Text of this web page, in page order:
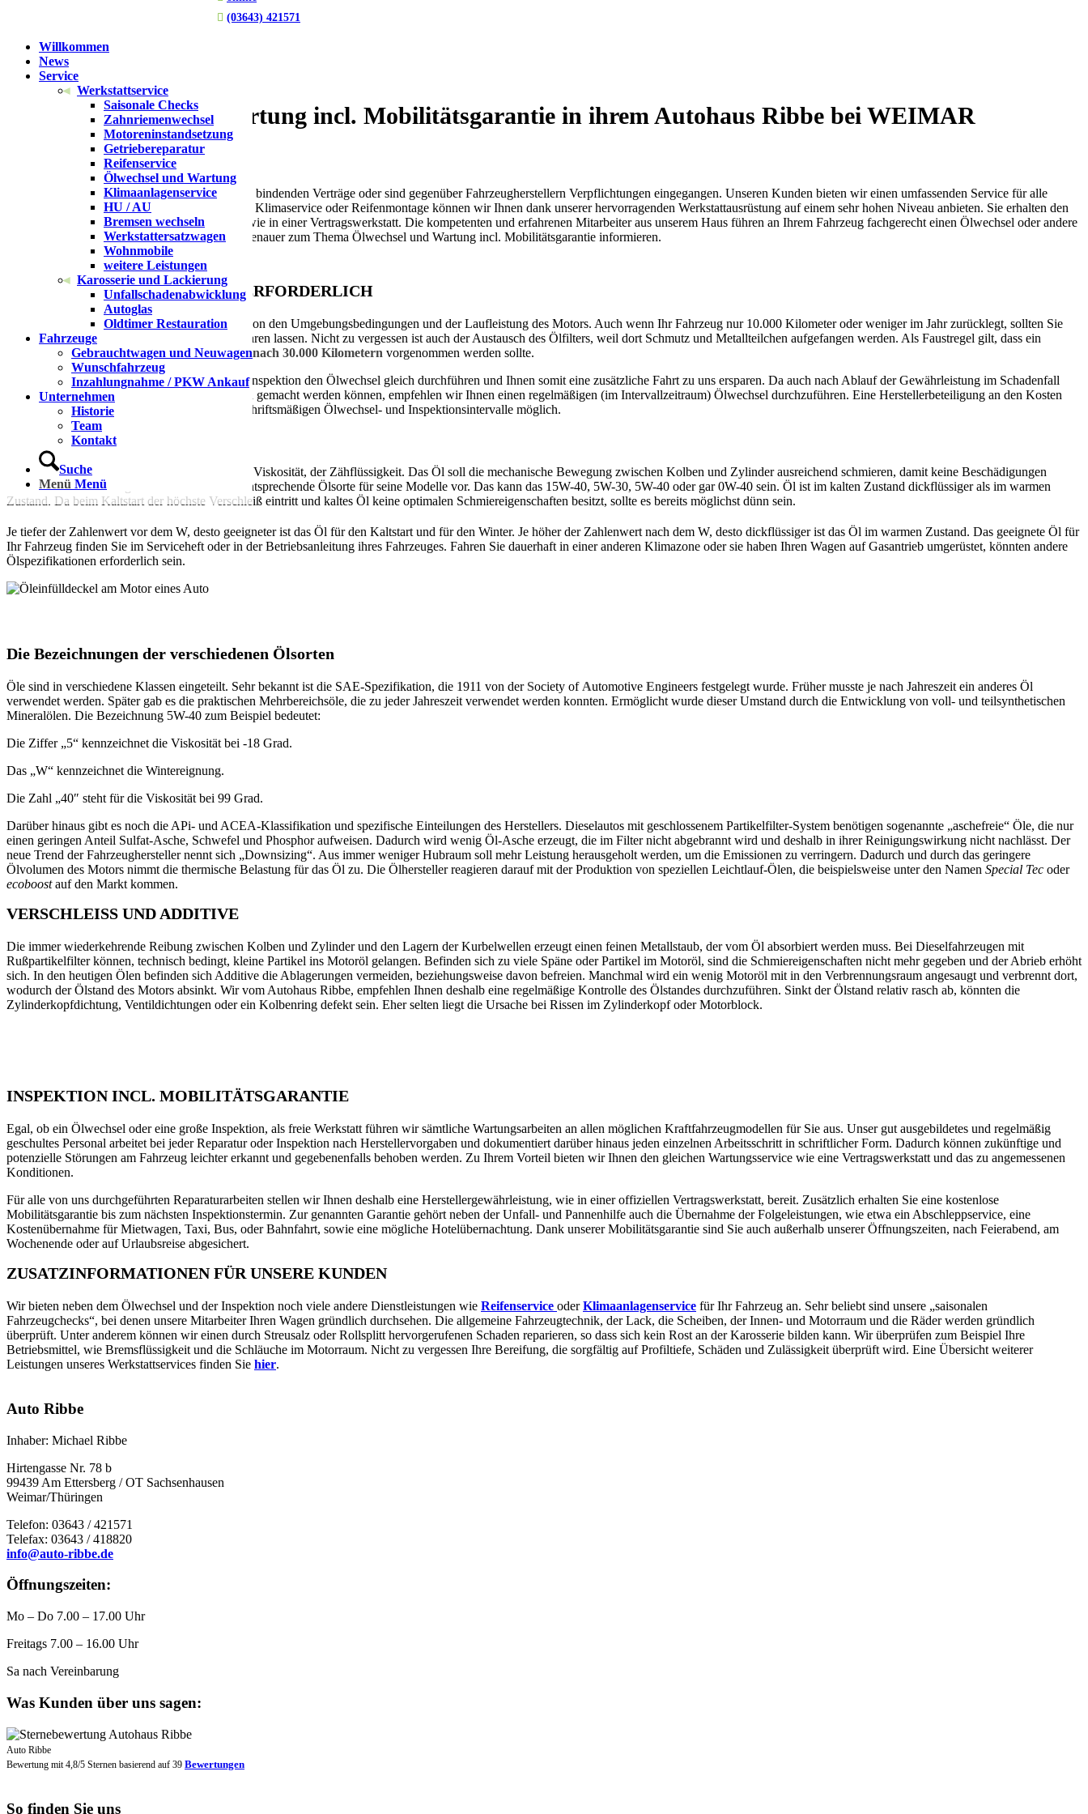
 (03643) 421571
Willkommen
News
Service
Werkstattservice
Saisonale Checks
Zahnriemenwechsel
Motoreninstandsetzung
Getriebereparatur
Reifenservice
Ölwechsel und Wartung
Klimaanlagenservice
HU / AU
Bremsen wechseln
Werkstattersatzwagen
Wohnmobile
weitere Leistungen
Karosserie und Lackierung
Unfallschadenabwicklung
Autoglas
Oldtimer Restauration
Fahrzeuge
Gebrauchtwagen und Neuwagen
Wunschfahrzeug
Inzahlungnahme / PKW Ankauf
Unternehmen
Historie
Team
Kontakt
Suche
Menü Menü
ÖLWECHSEL und Wartung incl. Mobilitätsgarantie in ihrem Autohaus Ribbe bei WEIMAR
Wir sind eine freie Autowerkstatt, besitzen keine bindenden Verträge oder sind gegenüber Fahrzeugherstellern Verpflichtungen eingegangen. Unseren Kunden bieten wir einen umfassenden Service für alle
üblichen Fahrzeugtypen. Reparaturen, Wartung, Klimaservice oder Reifenmontage können wir Ihnen dank unserer hervorragenden Werkstattausrüstung auf einem sehr hohen Niveau anbieten. Sie erhalten den
gleichen Wartungsservice mit Gewährleistung, wie in einer Vertragswerkstatt. Die kompetenten und erfahrenen Mitarbeiter aus unserem Haus führen an Ihrem Fahrzeug fachgerecht einen Ölwechsel oder andere
Tätigkeiten durch. Gerne können Sie sich hier genauer zum Thema Ölwechsel und Wartung incl. Mobilitätsgarantie informieren.
WARUM IST EIN ÖLWECHSEL ERFORDERLICH
Das Motoröl unterliegt der Alterung, abhängig von den Umgebungsbedingungen und der Laufleistung des Motors. Auch wenn Ihr Fahrzeug nur 10.000 Kilometer oder weniger im Jahr zurücklegt, sollten Sie
alle 12 bis 24 Monate einen Ölwechsel durchführen lassen. Nicht zu vergessen ist auch der Austausch des Ölfilters, weil dort Schmutz und Metallteilchen aufgefangen werden. Als Faustregel gilt, dass ein
Ölwechsel nach 15.000 Kilometern, spätestens nach 30.000 Kilometern vorgenommen werden sollte.
Unsere kompetenten Monteure würden bei der Inspektion den Ölwechsel gleich durchführen und Ihnen somit eine zusätzliche Fahrt zu uns ersparen. Da auch nach Ablauf der Gewährleistung im Schadenfall
Ansprüche auf eine freiwillige „Kulanz“ geltend gemacht werden können, empfehlen wir Ihnen einen regelmäßigen (im Intervallzeitraum) Ölwechsel durchzuführen. Eine Herstellerbeteiligung an den Kosten
Ihres Schadens ist nur beim Nachweis der vorschriftsmäßigen Ölwechsel- und Inspektionsintervalle möglich.
ALLGEMEINES ÜBER DAS ÖL
Beim Motoröl spricht man von der sogenannten Viskosität, der Zähflüssigkeit. Das Öl soll die mechanische Bewegung zwischen Kolben und Zylinder ausreichend schmieren, damit keine Beschädigungen
entstehen. Der Fahrzeughersteller schreibt die entsprechende Ölsorte für seine Modelle vor. Das kann das 15W-40, 5W-30, 5W-40 oder gar 0W-40 sein. Öl ist im kalten Zustand dickflüssiger als im warmen
Zustand. Da beim Kaltstart der höchste Verschleiß eintritt und kaltes Öl keine optimalen Schmiereigenschaften besitzt, sollte es bereits möglichst dünn sein.
Je tiefer der Zahlenwert vor dem W, desto geeigneter ist das Öl für den Kaltstart und für den Winter. Je höher der Zahlenwert nach dem W, desto dickflüssiger ist das Öl im warmen Zustand. Das geeignete Öl für
Ihr Fahrzeug finden Sie im Serviceheft oder in der Betriebsanleitung ihres Fahrzeuges. Fahren Sie dauerhaft in einer anderen Klimazone oder sie haben Ihren Wagen auf Gasantrieb umgerüstet, könnten andere
Ölspezifikationen erforderlich sein.
Die Bezeichnungen der verschiedenen Ölsorten
Öle sind in verschiedene Klassen eingeteilt. Sehr bekannt ist die SAE-Spezifikation, die 1911 von derSociety of Automotive Engineers festgelegt wurde. Früher musste je nach Jahreszeit ein anderes Öl
verwendet werden. Später gab es die praktischen Mehrbereichsöle, die zu jeder Jahreszeit verwendet werden konnten. Ermöglicht wurde dieser Umstand durch die Entwicklung von voll- und teilsynthetischen
Mineralölen. Die Bezeichnung 5W-40 zum Beispiel bedeutet:
Die Ziffer „5“ kennzeichnet die Viskosität bei -18 Grad.
Das „W“ kennzeichnet die Wintereignung.
Die Zahl „40″ steht für die Viskosität bei 99 Grad.
Darüber hinaus gibt es noch die APi- und ACEA-Klassifikation und spezifische Einteilungen des Herstellers. Dieselautos mit geschlossenem Partikelfilter-System benötigen sogenannte „aschefreie“ Öle, die nur
einen geringen Anteil Sulfat-Asche, Schwefel und Phosphor aufweisen. Dadurch wird wenig Öl-Asche erzeugt, die im Filter nicht abgebrannt wird und deshalb in ihrer Reinigungswirkung nicht nachlässt. Der
neue Trend der Fahrzeughersteller nennt sich „Downsizing“. Aus immer weniger Hubraum soll mehr Leistung herausgeholt werden, um die Emissionen zu verringern. Dadurch und durch das geringere
Ölvolumen des Motors nimmt die thermische Belastung für das Öl zu. Die Ölhersteller reagieren darauf mit der Produktion von speziellen Leichtlauf-Ölen, die beispielsweise unter den Namen Special Tec oder
ecoboostauf den Markt kommen.
VERSCHLEISS UND ADDITIVE
Die immer wiederkehrende Reibung zwischen Kolben und Zylinder und den Lagern der Kurbelwellen erzeugt einen feinen Metallstaub, der vom Öl absorbiert werden muss. Bei Dieselfahrzeugen mit
Rußpartikelfilter können, technisch bedingt, kleine Partikel ins Motoröl gelangen. Befinden sich zu viele Späne oder Partikel im Motoröl, sind die Schmiereigenschaften nicht mehr gegeben und der Abrieb erhöht
sich. In den heutigen Ölen befinden sich Additive die Ablagerungen vermeiden, beziehungsweise davon befreien. Manchmal wird ein wenig Motoröl mit in den Verbrennungsraum angesaugt und verbrennt dort,
wodurch der Ölstand des Motors absinkt. Wir vom Autohaus Ribbe, empfehlen Ihnen deshalb eine regelmäßige Kontrolle des Ölstandes durchzuführen. Sinkt der Ölstand relativ rasch ab, könnten die
Zylinderkopfdichtung, Ventildichtungen oder ein Kolbenring defekt sein. Eher selten liegt die Ursache bei Rissen im Zylinderkopf oder Motorblock.
INSPEKTION INCL. MOBILITÄTSGARANTIE
Egal, ob ein Ölwechsel oder eine große Inspektion, als freie Werkstatt führen wir sämtliche Wartungsarbeiten an allen möglichen Kraftfahrzeugmodellen für Sie aus. Unser gut ausgebildetes und regelmäßig
geschultes Personal arbeitet bei jeder Reparatur oder Inspektion nach Herstellervorgaben und dokumentiert darüber hinaus jeden einzelnen Arbeitsschritt in schriftlicher Form. Dadurch können zukünftige und
potenzielle Störungen am Fahrzeug leichter erkannt und gegebenenfalls behoben werden. Zu Ihrem Vorteil bieten wir Ihnen den gleichen Wartungsservice wie eine Vertragswerkstatt und das zu angemessenen
Konditionen.
Für alle von uns durchgeführten Reparaturarbeiten stellen wir Ihnen deshalb eine Herstellergewährleistung, wie in einer offiziellen Vertragswerkstatt, bereit. Zusätzlich erhalten Sie eine kostenlose
Mobilitätsgarantie bis zum nächsten Inspektionstermin. Zur genannten Garantie gehört neben der Unfall- und Pannenhilfe auch die Übernahme der Folgeleistungen, wie etwa ein Abschleppservice, eine
Kostenübernahme für Mietwagen, Taxi, Bus, oder Bahnfahrt, sowie eine mögliche Hotelübernachtung. Dank unserer Mobilitätsgarantie sind Sie auch außerhalb unserer Öffnungszeiten, nach Feierabend, am
Wochenende oder auf Urlaubsreise abgesichert.
ZUSATZINFORMATIONEN FÜR UNSERE KUNDEN
Wir bieten neben dem Ölwechsel und der Inspektion noch viele andere Dienstleistungen wie Reifenservice oderKlimaanlagenservice für Ihr Fahrzeug an. Sehr beliebt sind unsere „saisonalen
Fahrzeugchecks“, bei denen unsere Mitarbeiter Ihren Wagen gründlich durchsehen. Die allgemeine Fahrzeugtechnik, der Lack, die Scheiben, der Innen- und Motorraum und die Räder werden gründlich
überprüft. Unter anderem können wir einen durch Streusalz oder Rollsplitt hervorgerufenen Schaden reparieren, so dass sich kein Rost an der Karosserie bilden kann. Wir überprüfen zum Beispiel Ihre
Betriebsmittel, wie Bremsflüssigkeit und die Schläuche im Motorraum. Nicht zu vergessen Ihre Bereifung, die sorgfältig auf Profiltiefe, Schäden und Zulässigkeit überprüft wird. Eine Übersicht weiterer
Leistungen unseres Werkstattservices finden Sie hier.
Auto Ribbe
Inhaber: Michael Ribbe
Hirtengasse Nr. 78 b
99439 Am Ettersberg / OT Sachsenhausen
Weimar/Thüringen
Telefon: 03643 / 421571
Telefax: 03643 / 418820
info@auto-ribbe.de
Öffnungszeiten:
Mo – Do 7.00 – 17.00 Uhr
Freitags 7.00 – 16.00 Uhr
Sa nach Vereinbarung
Was Kunden über uns sagen:
Auto Ribbe
Bewertung mit 4,8/5 Sternen basierend auf 39 Bewertungen
So finden Sie uns